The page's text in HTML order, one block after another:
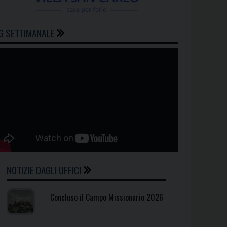
SETTIMANALE
NOTIZIE DAGLI UFFICI
Concluso il Campo Missionario 2026